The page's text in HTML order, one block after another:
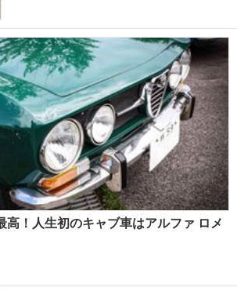
高！人生初のキャブ車はアルファ ロメ